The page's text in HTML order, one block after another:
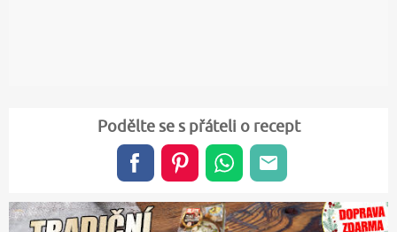
Podělte se s přáteli o recept